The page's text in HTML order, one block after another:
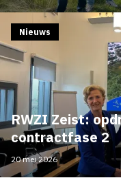
RWZI Zeist:
contractfase 2
Nieuws
20 mei 2026